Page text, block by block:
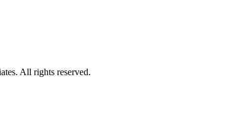
All rights reserved.